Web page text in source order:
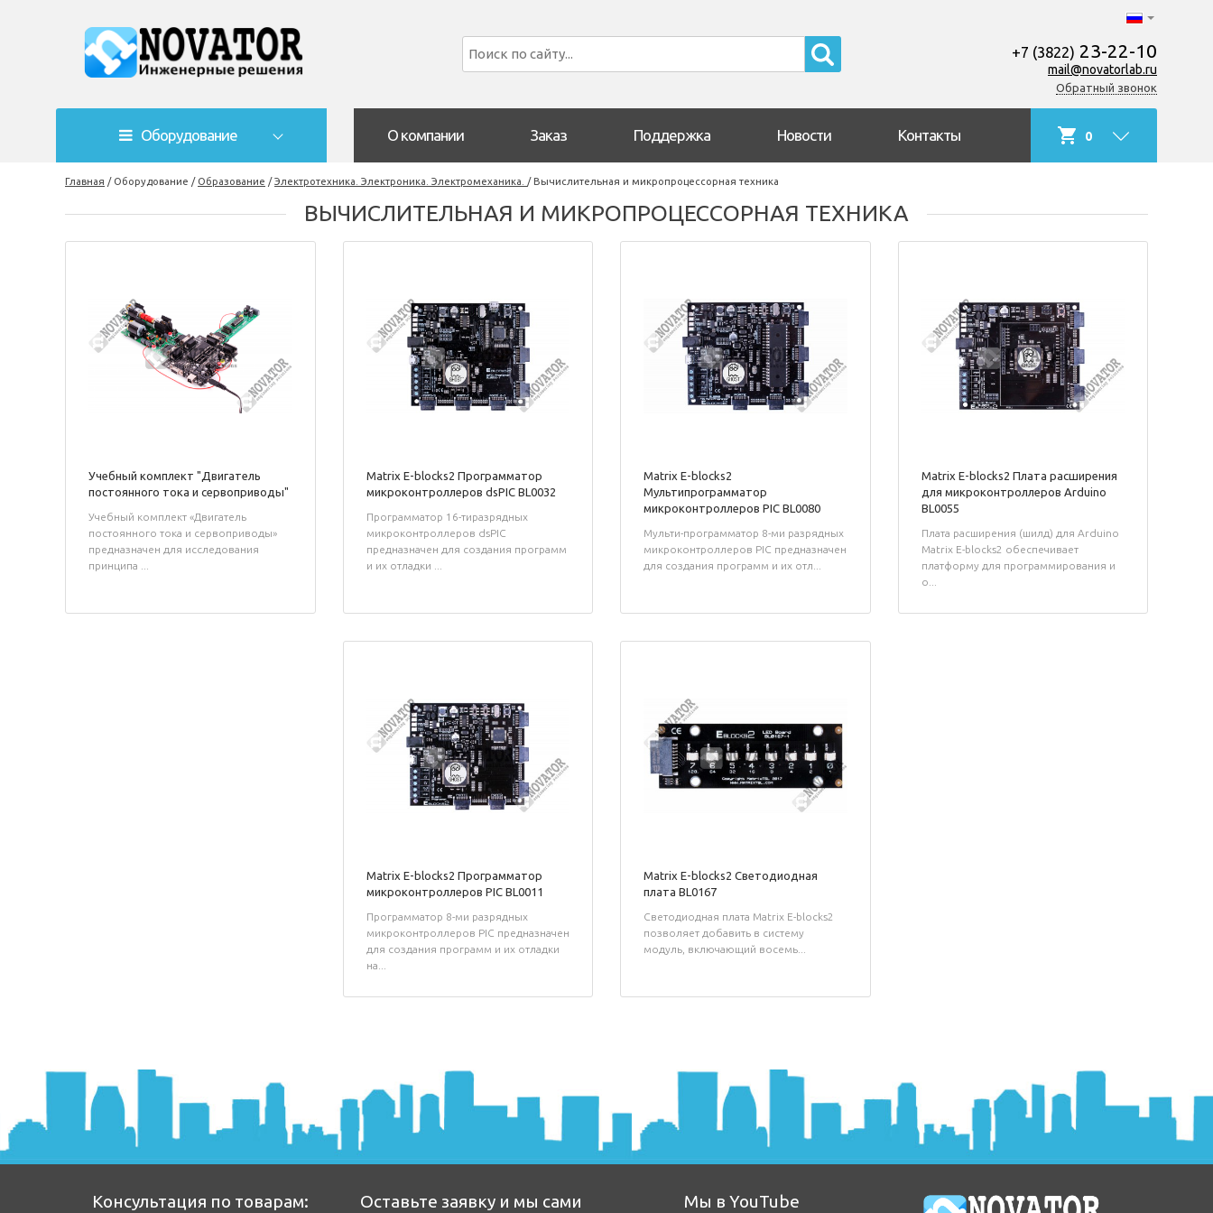
+7 (3822) 23-22-10
mail@novatorlab.ru
Обратный звонок
0
Оборудование О компании Заказ Поддержка Новости Контакты
Главная / Оборудование / Образование / Электротехника. Электроника. Электромеханика. / Вычислительная и микропроцессорная техника
ВЫЧИСЛИТЕЛЬНАЯ И МИКРОПРОЦЕССОРНАЯ ТЕХНИКА
Учебный комплект "Двигатель
постоянного тока и сервоприводы"
Учебный комплект «Двигатель
постоянного тока и сервоприводы»
предназначен для исследования
принципа ...
Matrix E-blocks2 Программатор
микроконтроллеров dsPIC BL0032
Программатор 16-тиразрядных
микроконтроллеров dsPIC
предназначен для создания программ
и их отладки ...
Matrix E-blocks2
Мультипрограмматор
микроконтроллеров PIC BL0080
Мульти-программатор 8-ми разрядных
микроконтроллеров PIC предназначен
для создания программ и их отл...
Matrix E-blocks2 Плата расширения
для микроконтроллеров Arduino
BL0055
Плата расширения (шилд) для Arduino
Matrix E-blocks2 обеспечивает
платформу для программирования и
о...
Matrix E-blocks2 Программатор
микроконтроллеров PIC BL0011
Программатор 8-ми разрядных
микроконтроллеров PIC предназначен
для создания программ и их отладки
на...
Matrix E-blocks2 Светодиодная
плата BL0167
Светодиодная плата Matrix E-blocks2
позволяет добавить в систему
модуль, включающий восемь...
Консультация по товарам:
Оставьте заявку и мы сами
Мы в YouTube